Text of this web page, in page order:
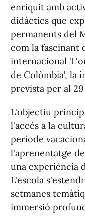
enriquit amb
didàctics que
permanents del
com la fascinant
internacional
de Colòmbia', la
prevista per al
L'objectiu
l'accés a la
període
l'aprenentatge
una experiència
L'escola
setmanes
immersió